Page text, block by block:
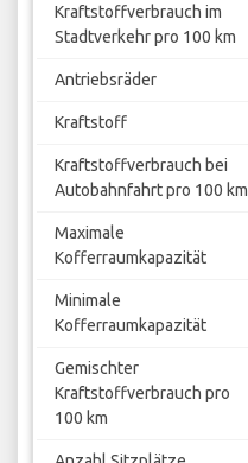
Kraftstoffverbrauch im
Stadtverkehr pro 100 km
Antriebsräder
Kraftstoff
Kraftstoffverbrauch bei
Autobahnfahrt pro 100 km
Maximale
Kofferraumkapazität
Minimale
Kofferraumkapazität
Gemischter
Kraftstoffverbrauch pro
100 km